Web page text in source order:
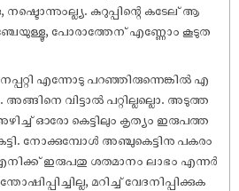
നഷ്ടൊന്നുംല്ല്യ. കുറുപ്പിന്റെ കടേല് ആ
പോരാത്തേന് എണ്ണോം കൂടുത
എന്നോടു പറഞ്ഞിരുന്നെങ്കിൽ എ
വിട്ടാൽ പറ്റില്ലല്ലൊ. അടുത്ത
ഓരോ കെട്ടിലും കൃത്യം ഇരുപത്ത
നോക്കുമ്പോൾ അഞ്ചുകെട്ടിനു പകരം
ഇരുപതു ശതമാനം ലാഭം എന്നർ
മറിച്ച് വേദനിപ്പിക്കുക